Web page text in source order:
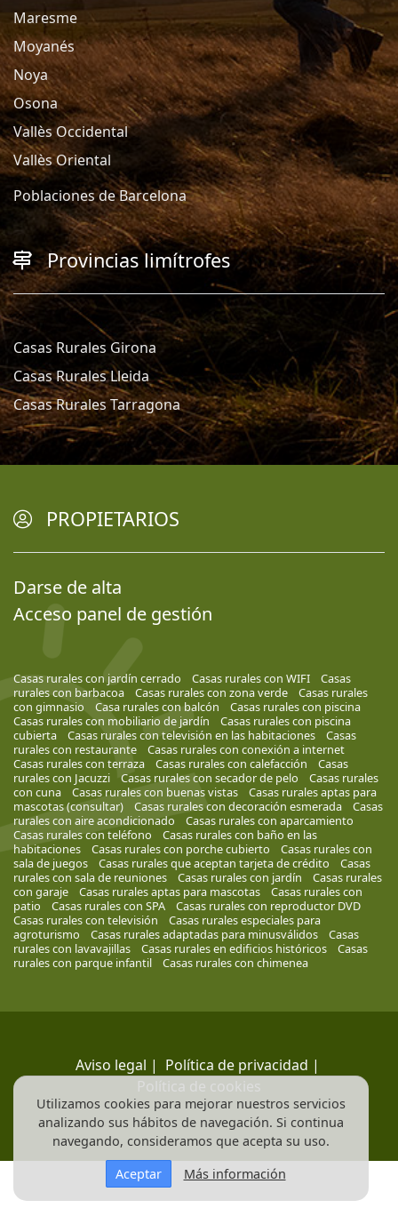
Maresme
Moyanés
Noya
Osona
Vallès Occidental
Vallès Oriental
Poblaciones de Barcelona
Provincias limítrofes
Casas Rurales Girona
Casas Rurales Lleida
Casas Rurales Tarragona
PROPIETARIOS
Darse de alta
Acceso panel de gestión
Casas rurales con jardín cerrado Casas rurales con WIFI
Casas
rurales con barbacoa
Casas rurales con zona verde
Casas rurales
con gimnasio
Casa rurales con balcón
Casas rurales con piscina
Casas rurales con mobiliario de jardín
Casas rurales con piscina
cubierta
Casas rurales con televisión en las habitaciones
Casas
rurales con restaurante
Casas rurales con conexión a internet
Casas rurales con terraza
Casas rurales con calefacción
Casas
rurales con Jacuzzi
Casas rurales con secador de pelo
Casas rurales
con cuna
Casas rurales con buenas vistas
Casas rurales aptas para
mascotas (consultar)
Casas rurales con decoración esmerada
Casas
rurales con aire acondicionado
Casas rurales con aparcamiento
Casas rurales con teléfono
Casas rurales con baño en las
habitaciones
Casas rurales con porche cubierto
Casas rurales con
sala de juegos
Casas rurales que aceptan tarjeta de crédito
Casas
rurales con sala de reuniones
Casas rurales con jardín
Casas rurales
con garaje
Casas rurales aptas para mascotas
Casas rurales con
patio
Casas rurales con SPA
Casas rurales con reproductor DVD
Casas rurales con televisión
Casas rurales especiales para
agroturismo
Casas rurales adaptadas para minusválidos
Casas
rurales con lavavajillas
Casas rurales en edificios históricos
Casas
rurales con parque infantil
Casas rurales con chimenea
Aviso legal | Política de privacidad |
Política de cookies
Utilizamos cookies para mejorar nuestros servicios
analizando sus hábitos de navegación. Si continua
navegando, consideramos que acepta su uso.
Aceptar
Más información